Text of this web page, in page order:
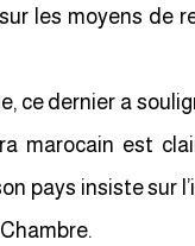
les moyens de
ce dernier a
marocain est
pays insiste sur